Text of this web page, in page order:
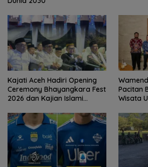
Kajati Aceh Hadiri Opening
Ceremony Bhayangkara Fest
2026 dan Kajian Islami
Adi Hidayat
Pacitan
Wisata